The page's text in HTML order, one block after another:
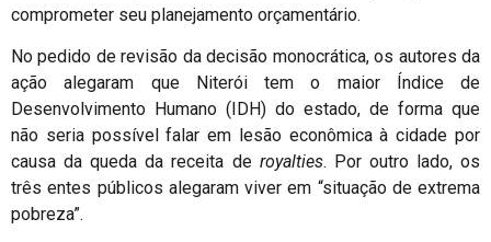
comprometer seu planejamento orçamentário.
No pedido de revisão da decisão monocrática, os autores da
ação alegaram que Niterói tem o maior Índice de
Desenvolvimento Humano (IDH) do estado, de forma que
não seria possível falar em lesão econômica à cidade por
causa da queda da receita de royalties. Por outro lado, os
três entes públicos alegaram viver em “situação de extrema
pobreza”.